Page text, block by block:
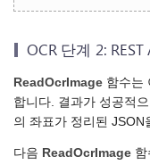
OCR 단계 2:
ReadOcrImage 함수는
합니다. 결과가 성공적
의 좌표가 정리된 JSON
다음 ReadOcrImage 함